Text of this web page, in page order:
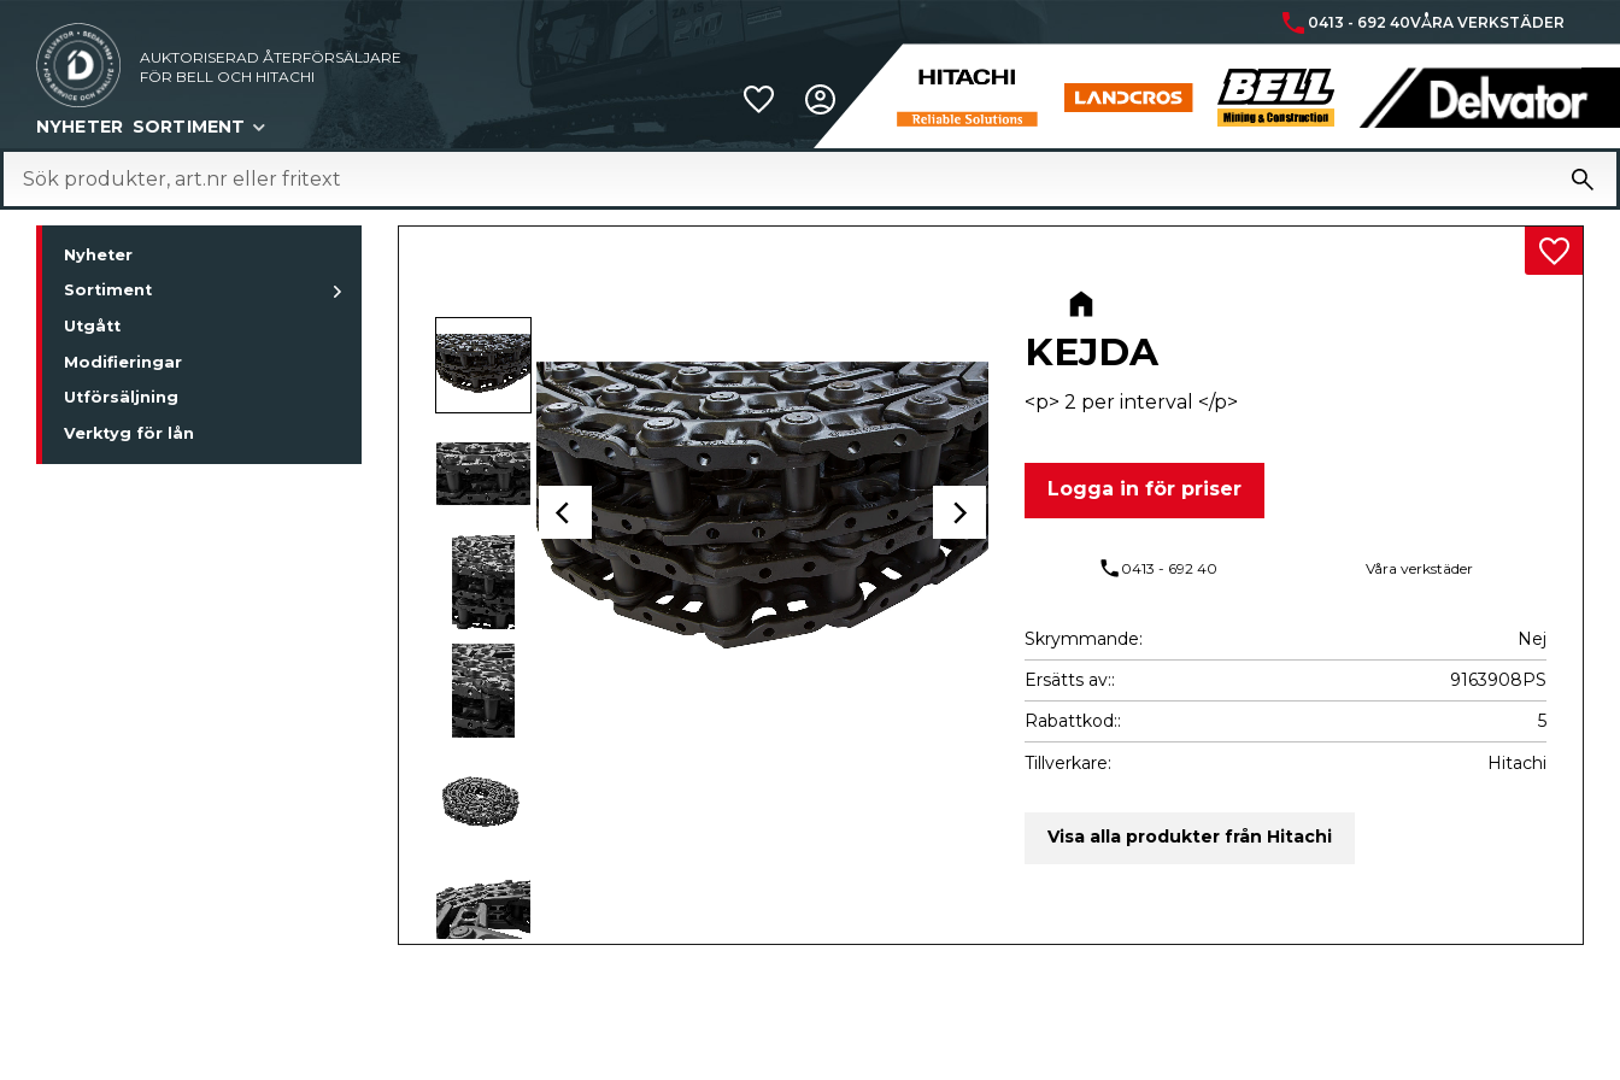
phone 0413 - 692 40VÅRA VERKSTÄDER
AUKTORISERAD ÅTERFÖRSÄLJARE
FÖR BELL OCH HITACHI
Favoriter
NYHETER SORTIMENT
KEJDA
<p> 2 per interval </p>
Logga in för priser
Lägg
phone 0413 - 692 40 Våra verkstäder
Skrymmande
Nej
Ersätts av:
9163908PS
Rabattkod:
5
Tillverkare
Hitachi
Visa alla produkter från Hitachi
Nyheter
Sortiment
Utgått
Modifieringar
Utförsäljning
Verktyg för lån